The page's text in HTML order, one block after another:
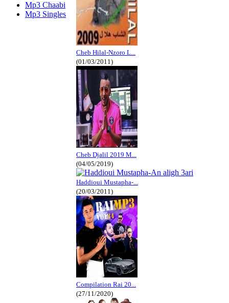
Mp3 Chaabi
Mp3 Singles
Cheb Hilal-Nzoro L...
(01/03/2011)
Cheb Djalil 2019 M...
(04/05/2019)
Haddioui Mustapha-...
(20/03/2011)
Compilation Rai 20...
(27/11/2020)